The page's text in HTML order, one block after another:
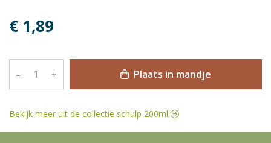
€ 1,89
– + Plaats in mandje
Bekijk meer uit de collectie schulp 200ml